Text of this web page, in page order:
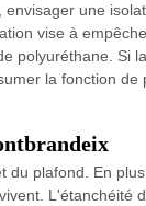
une
vise à
polyuréthane. Si la
la fonction de
du plafond. En
L'étanchéité